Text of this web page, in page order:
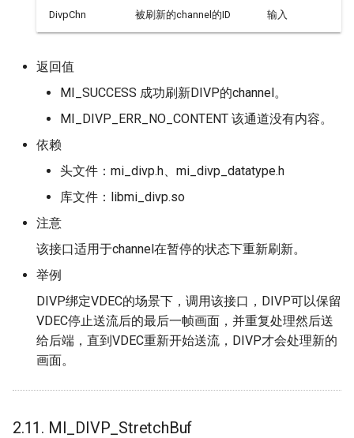
DivpChn 被刷新的channel的ID 输入
返回值
MI_SUCCESS 成功刷新DIVP的channel。
MI_DIVP_ERR_NO_CONTENT 该通道没有内容。
依赖
头文件：mi_divp.h、mi_divp_datatype.h
库文件：libmi_divp.so
注意
该接口适用于channel在暂停的状态下重新刷新。
举例
DIVP绑定VDEC的场景下，调用该接口，DIVP可以保留
VDEC停止送流后的最后一帧画面，并重复处理然后送
给后端，直到VDEC重新开始送流，DIVP才会处理新的
画面。
2.11. MI_DIVP_StretchBuf